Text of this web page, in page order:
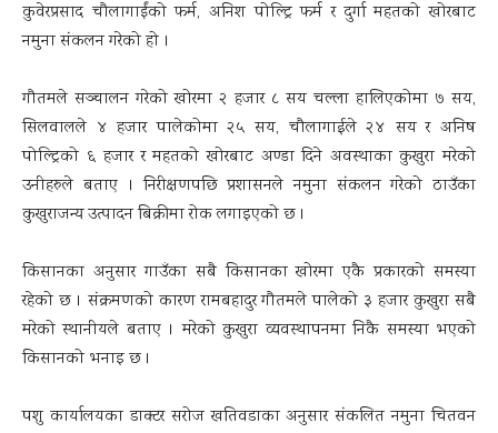
कुवेरप्रसाद चौलागाईंको फर्म, अनिश पोल्ट्रि फर्म र दुर्गा महतको खोरबाट
नमुना संकलन गरेको हो ।
गौतमले सञ्चालन गरेको खोरमा २ हजार ८ सय चल्ला हालिएकोमा ७ सय,
सिलवालले ४ हजार पालेकोमा २५ सय, चौलागाईले २४ सय र अनिष
पोल्ट्रिको ६ हजार र महतको खोरबाट अण्डा दिने अवस्थाका कुखुरा मरेको
उनीहरुले बताए । निरीक्षणपछि प्रशासनले नमुना संकलन गरेको ठाउँका
कुखुराजन्य उत्पादन बिक्रीमा रोक लगाइएको छ ।
किसानका अनुसार गाउँका सबै किसानका खोरमा एकै प्रकारको समस्या
रहेको छ । संक्रमणको कारण रामबहादुर गौतमले पालेको ३ हजार कुखुरा सबै
मरेको स्थानीयले बताए । मरेको कुखुरा व्यवस्थापनमा निकै समस्या भएको
किसानको भनाइ छ ।
पशु कार्यालयका डाक्टर सरोज खतिवडाका अनुसार संकलित नमुना चितवन